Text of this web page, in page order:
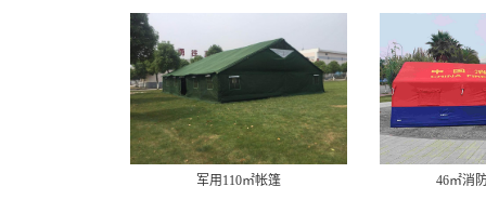
军用110㎡帐篷 46㎡消